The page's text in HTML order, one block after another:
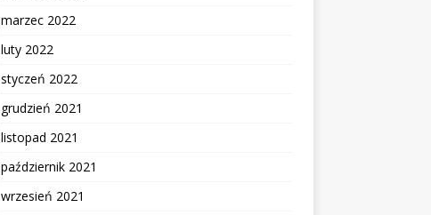
marzec 2022
luty 2022
styczeń 2022
grudzień 2021
listopad 2021
październik 2021
wrzesień 2021